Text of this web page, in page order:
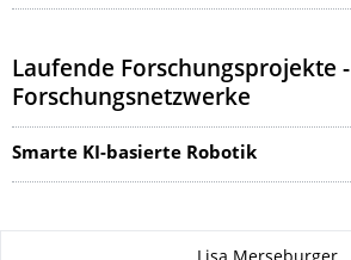
Laufende Forschungsprojekte -
Forschungsnetzwerke
Smarte KI-basierte Robotik